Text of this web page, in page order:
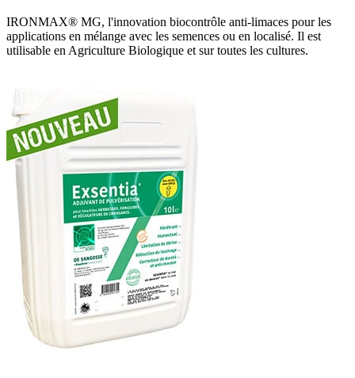
IRONMAX® MG, l'innovation biocontrôle anti-limaces pour les
applications en mélange avec les semences ou en localisé. Il est
utilisable en Agriculture Biologique et sur toutes les cultures.